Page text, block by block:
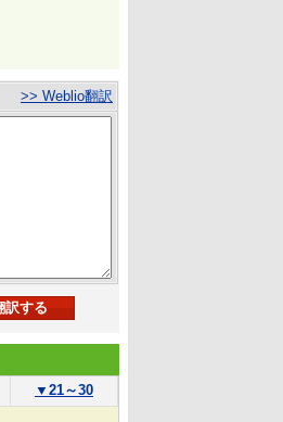
>> Weblio翻訳
▼ 21～30